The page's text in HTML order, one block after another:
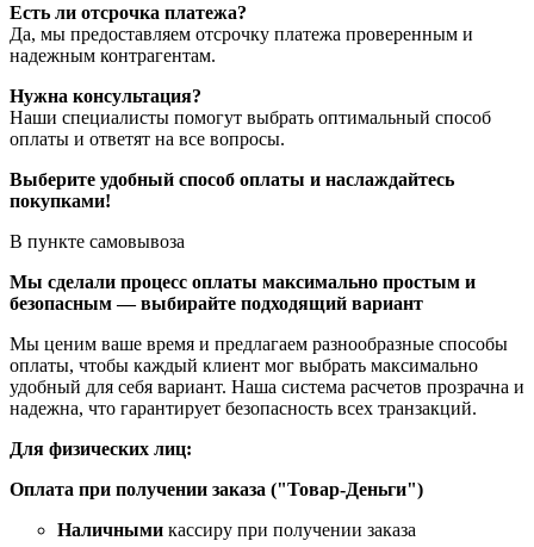
Есть ли отсрочка платежа?
Да, мы предоставляем отсрочку платежа проверенным и
надежным контрагентам.
Нужна консультация?
Наши специалисты помогут выбрать оптимальный способ
оплаты и ответят на все вопросы.
Выберите удобный способ оплаты и наслаждайтесь
покупками!
В пункте самовывоза
Мы сделали процесс оплаты максимально простым и
безопасным — выбирайте подходящий вариант
Мы ценим ваше время и предлагаем разнообразные способы
оплаты, чтобы каждый клиент мог выбрать максимально
удобный для себя вариант. Наша система расчетов прозрачна и
надежна, что гарантирует безопасность всех транзакций.
Для физических лиц:
Оплата при получении заказа ("Товар-Деньги")
Наличными кассиру при получении заказа